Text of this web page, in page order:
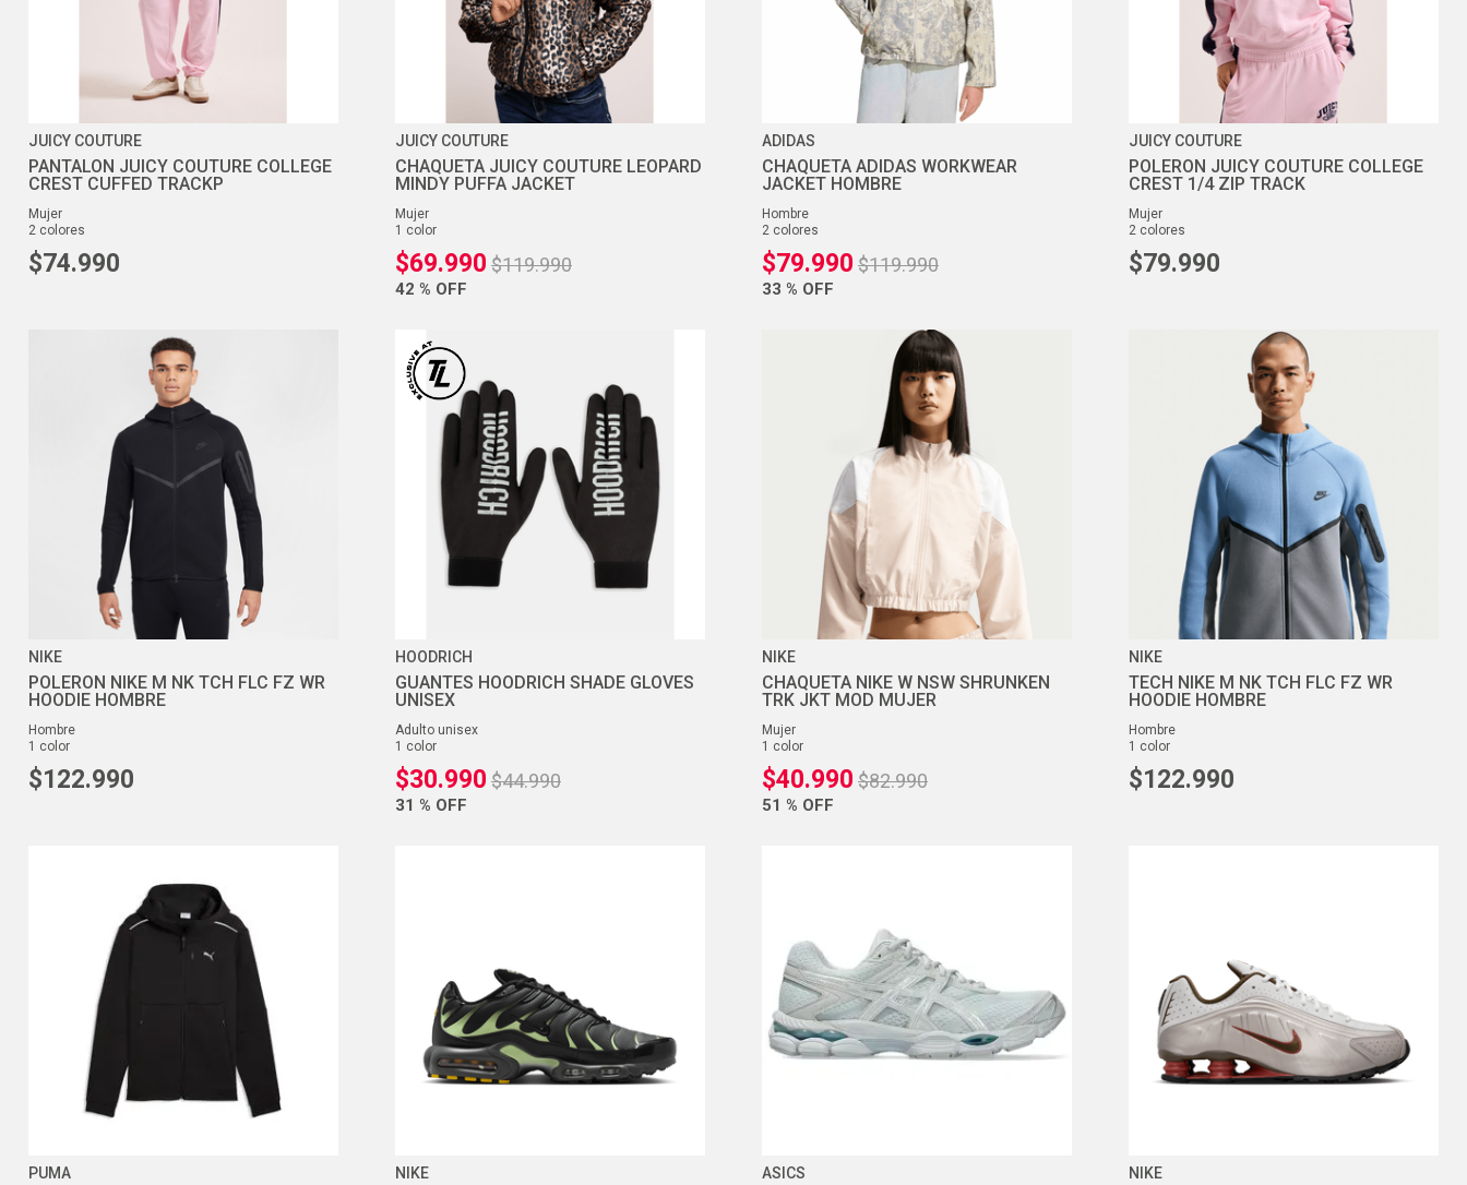
JUICY COUTURE
PANTALON JUICY COUTURE COLLEGE
CREST CUFFED TRACKP
mujer
2 colores
$74.990
JUICY COUTURE
CHAQUETA JUICY COUTURE LEOPARD
MINDY PUFFA JACKET
mujer
1 color
$69.990 $119.990
42 % OFF
ADIDAS
CHAQUETA ADIDAS WORKWEAR
JACKET HOMBRE
hombre
2 colores
$79.990 $119.990
33 % OFF
JUICY COUTURE
POLERON JUICY COUTURE COLLEGE
CREST 1/4 ZIP TRACK
mujer
2 colores
$79.990
NIKE
POLERON NIKE M NK TCH FLC FZ WR
HOODIE HOMBRE
hombre
1 color
$122.990
HOODRICH
GUANTES HOODRICH SHADE GLOVES
UNISEX
adulto unisex
1 color
$30.990 $44.990
31 % OFF
NIKE
CHAQUETA NIKE W NSW SHRUNKEN
TRK JKT MOD MUJER
mujer
1 color
$40.990 $82.990
51 % OFF
NIKE
TECH NIKE M NK TCH FLC FZ WR
HOODIE HOMBRE
hombre
1 color
$122.990
PUMA NIKE ASICS NIKE